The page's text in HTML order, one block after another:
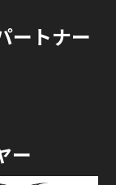
ートナー
ー